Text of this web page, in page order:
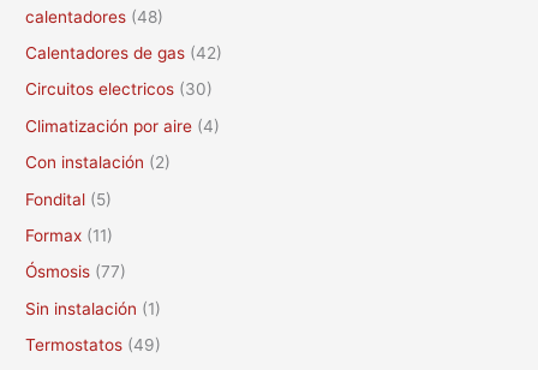
r
:
calentadores (48)
Calentadores de gas (42)
Circuitos electricos (30)
Climatización por aire (4)
Con instalación (2)
Fondital (5)
Formax (11)
Ósmosis (77)
Sin instalación (1)
Termostatos (49)